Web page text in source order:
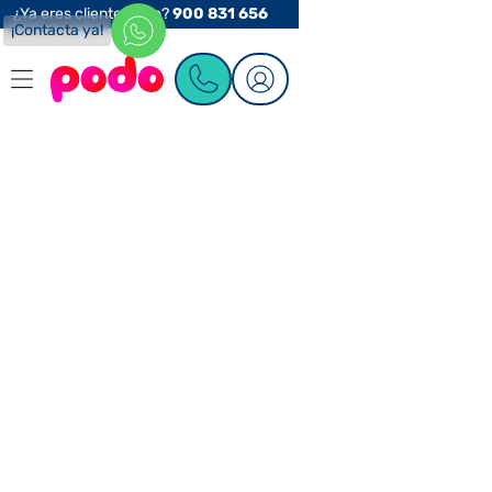
¿Ya eres cliente Podo?900 831 656
¡Contacta ya!